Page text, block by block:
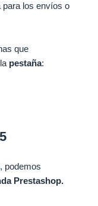
para los envíos o
que
pestaña:
, podemos
Prestashop.